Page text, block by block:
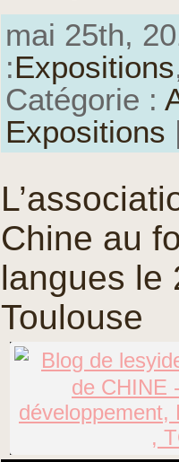
mai 25th,
:Expositions
Catégorie :
Expositions
Chine au
langues le
Toulouse